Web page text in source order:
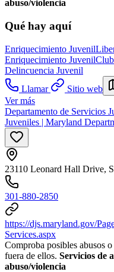
abuso/violencia
Qué hay aquí
Enriquecimiento Juvenil
Enriquecimiento Juvenil
Delincuencia Juvenil
Llamar
Sitio web
Ver más
Departamento de Servicios
Juveniles | Maryland
23110 Leonard Hall Drive,
301-880-2850
https://djs.maryland.gov/
Services.aspx
Comproba posibles abusos
fuera de ellos. Servicios de
abuso/violencia